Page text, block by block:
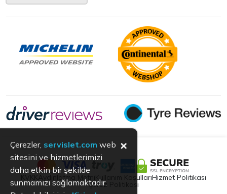
Aydınlatma Metni Kullanım KoşullarıHizmet Politikası
Çerez Politikası
Çerezler, servislet.com web
sitesini ve hizmetlerimizi
daha etkin bir şekilde
sunmamızı sağlamaktadır.
×